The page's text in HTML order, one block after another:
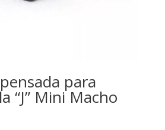
para
“J” Mini Macho